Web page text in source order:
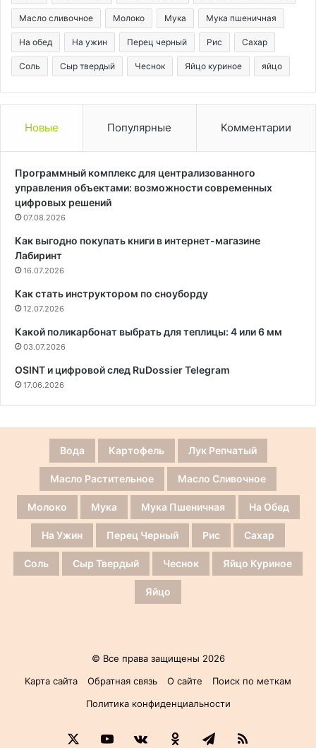
Масло сливочное Молоко Мука Мука пшеничная
На обед На ужин Перец черный Рис Сахар
Соль Сыр твердый Чеснок Яйцо куриное яйцо
Новые Популярные Комментарии
Программный комплекс для централизованного
управления объектами: возможности современных
цифровых решений
07.08.2026
Как выгодно покупать книги в интернет-магазине
Лабиринт
16.07.2026
Как стать инструктором по сноуборду
12.07.2026
Какой поликарбонат выбрать для теплицы: 4 или 6 мм
03.07.2026
OSINT и цифровой след RuDossier Telegram
17.06.2026
Вода Картофель Лук Репчатый
Масло Растительное Масло Сливочное
Молоко Мука Мука Пшеничная На Обед
На Ужин Перец Черный Рис Сахар
Соль Сыр Твердый Чеснок Яйцо Куриное
Яйцо
© Все права защищены 2026
Карта сайта
Обратная связь О сайте
Поиск по меткам
Политика конфиденциальности
YouTubevk.comОдноклассники
Telegram
RSS